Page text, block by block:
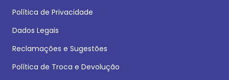
Política de Privacidade
Dados Legais
Reclamações e Sugestões
Política de Troca e Devolução